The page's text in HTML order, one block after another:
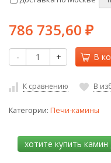
786 735,60 ₽
- + В
К сравнению В
Категории: Печи-камины